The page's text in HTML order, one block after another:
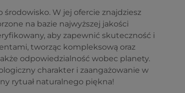
środowisko. W jej ofercie znajdziesz
na bazie najwyższej jakości
aby zapewnić skuteczność i
tworząc kompleksową oraz
odpowiedzialność wobec planety.
charakter i zaangażowanie w
rytuał naturalnego piękna!